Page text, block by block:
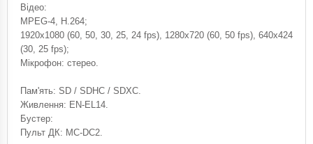
Відео:
MPEG-4, H.264;
1920x1080 (60, 50, 30, 25, 24 fps), 1280x720 (60, 50 fps), 640x424
(30, 25 fps);
Мікрофон: стерео.
Пам'ять: SD / SDHC / SDXC.
Живлення: EN-EL14.
Бустер:
Пульт ДК: MC-DC2.